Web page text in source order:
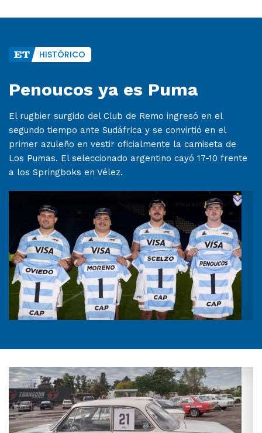
HISTÓRICO
Penoucos ya es Puma
El rugbier surgido del Club de Remo ingresó en el
segundo tiempo ante Sudáfrica y se convirtió en el
primer azuleño en vestir oficialmente la camiseta de
Los Pumas. El seleccionado argentino cayó 17-10 frente
a los Springboks en Vélez.